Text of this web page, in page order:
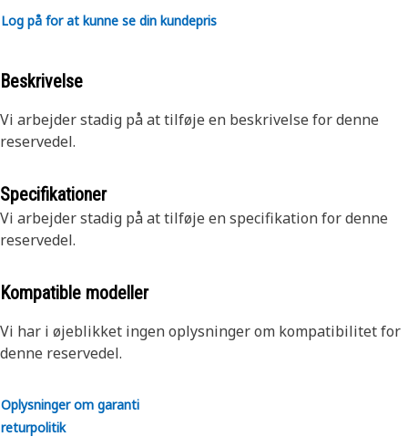
Log på for at kunne se din kundepris
Beskrivelse
Vi arbejder stadig på at tilføje en beskrivelse for denne
reservedel.
Specifikationer
Vi arbejder stadig på at tilføje en specifikation for denne
reservedel.
Kompatible modeller
Vi har i øjeblikket ingen oplysninger om kompatibilitet for
denne reservedel.
Oplysninger om garanti
returpolitik